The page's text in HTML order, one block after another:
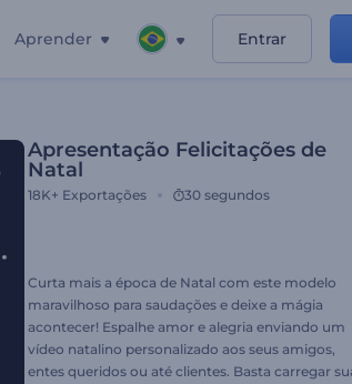
Aprender Entrar
Apresentação Felicitações de
Natal
18K+ Exportações 30 segundos
Curta mais a época de Natal com este modelo
maravilhoso para saudações e deixe a mágia
acontecer! Espalhe amor e alegria enviando um
vídeo natalino personalizado aos seus amigos,
entes queridos ou até clientes. Basta carregar